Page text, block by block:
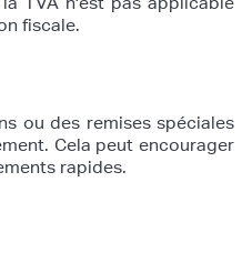
fiscale.
ou des remises spéciales
Cela peut encourager
rapides.